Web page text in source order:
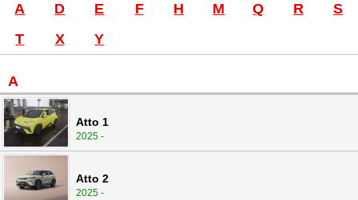
A D E F H M Q R
S
T
X Y
A
Atto 1
2025 -
Atto 2
2025 -